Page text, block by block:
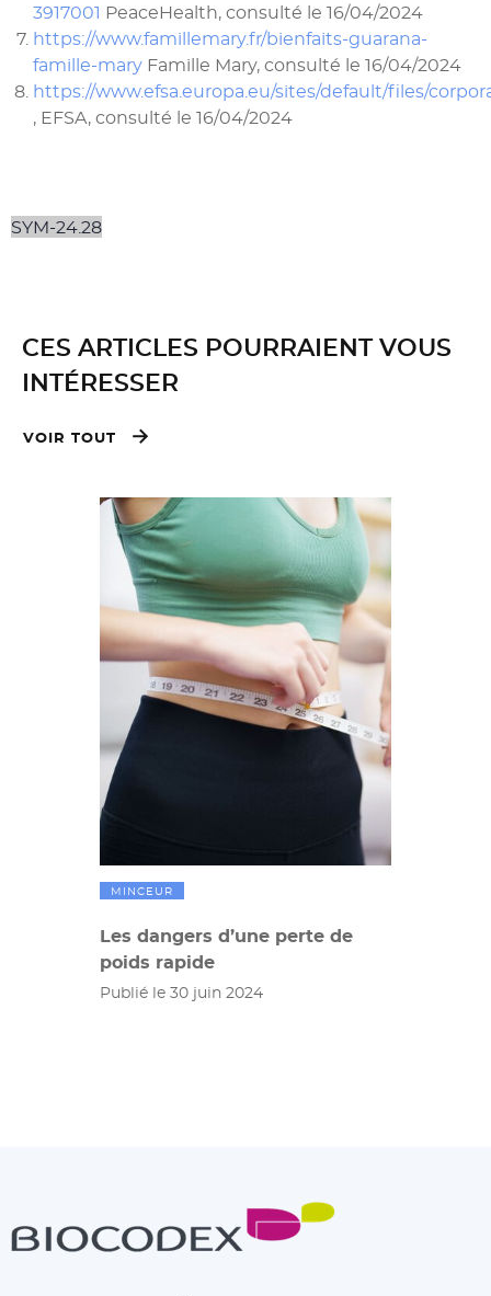
3917001 PeaceHealth, consulté le 16/04/2024
https://www.famillemary.fr/bienfaits-guarana-
famille-mary Famille Mary, consulté le 16/04/2024
https://www.efsa.europa.eu/sites/default/files/
, EFSA, consulté le 16/04/2024
SYM-24.28
CES ARTICLES POURRAIENT VOUS
INTÉRESSER
VOIR TOUT
MINCEUR
Les dangers d’une perte de
poids rapide
Publié le 30 juin 2024